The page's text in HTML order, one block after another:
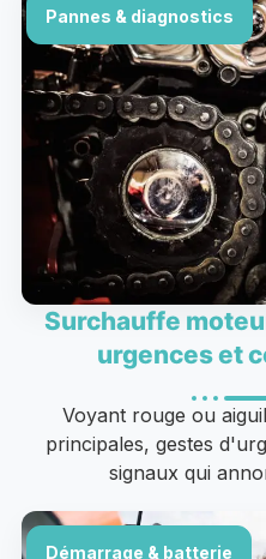
Pannes & diagnostics
Surchauffe
urgences et
Voyant rouge ou
principales, gestes
signaux qui
Démarrage & batterie